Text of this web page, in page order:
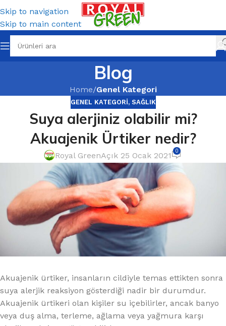
Skip to navigation
Skip to main content
Blog
Home/Genel Kategori
GENEL KATEGORI, SAĞLIK
Suya alerjiniz olabilir mi?
Akuajenik Ürtiker nedir?
Royal GreenAçık 25 Ocak 2021 0
Akuajenik ürtiker, insanların cildiyle temas ettikten sonra
suya alerjik reaksiyon gösterdiği nadir bir durumdur.
Akuajenik ürtikeri olan kişiler su içebilirler, ancak banyo
veya duş alma, terleme, ağlama veya yağmura karşı